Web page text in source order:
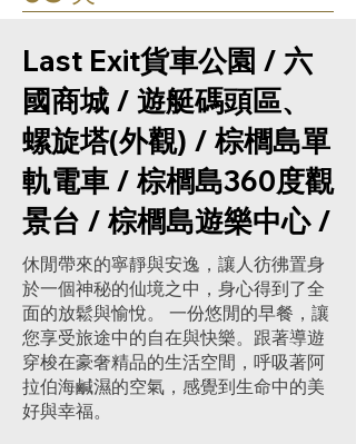
Last Exit貨車公園 / 六
國商城 / 遊艇碼頭區、
螺旋塔(外觀) / 棕櫚島單
軌電車 / 棕櫚島360度觀
景台 / 棕櫚島遊樂中心 /
休閒帶來的寧靜與安逸，讓人彷彿置身
於一個神秘的仙境之中，身心得到了全
面的放鬆與愉悅。 一份悠閒的早餐，讓
您享受旅途中的自在與快樂。跟著導遊
穿梭在豪奢精品的生活空間，呼吸著阿
拉伯海鹹濕的空氣，感覺到生命中的美
好與幸福。